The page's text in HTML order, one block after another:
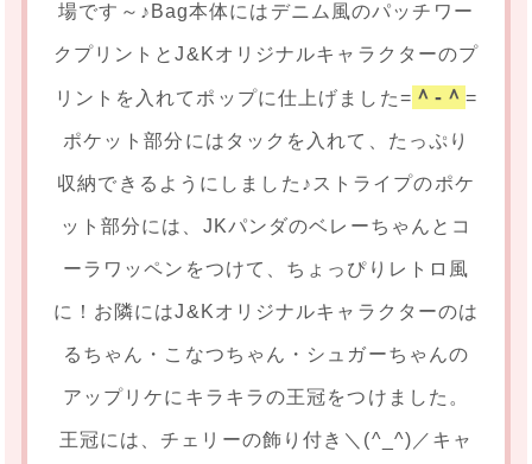
場です～♪Bag本体にはデニム風のパッチワー
クプリントとJ&Kオリジナルキャラクターのプ
リントを入れてポップに仕上げました= ＾-＾=
ポケット部分にはタックを入れて、たっぷり
収納できるようにしました♪ストライプのポケ
ット部分には、JKパンダのベレーちゃんとコ
ーラワッペンをつけて、ちょっぴりレトロ風
に！お隣にはJ&Kオリジナルキャラクターのは
るちゃん・こなつちゃん・シュガーちゃんの
アップリケにキラキラの王冠をつけました。
王冠には、チェリーの飾り付き＼(^_^)／キャ